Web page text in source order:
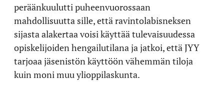
peräänkuulutti puheenvuorossaan
mahdollisuutta sille, että ravintolabisneksen
sijasta alakertaa voisi käyttää tulevaisuudessa
opiskelijoiden hengailutilana ja jatkoi, että JYY
tarjoaa jäsenistön käyttöön vähemmän tiloja
kuin moni muu ylioppilaskunta.